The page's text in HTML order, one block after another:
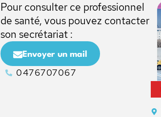
Pour consulter ce professionnel
de santé, vous pouvez contacter
son secrétariat :
Envoyer un mail
0476707067